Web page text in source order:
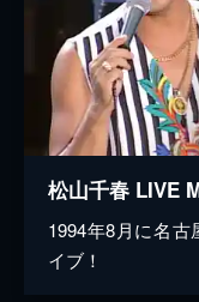
松山千春 LIVE
1994年8月に名
イブ！